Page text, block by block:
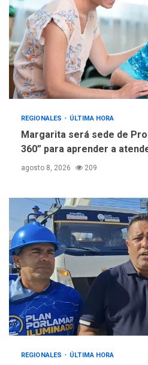
REGIONALES ÚLTIMA HORA
Margarita será sede de
360” para aprender a
agosto 8, 2026 209
REGIONALES ÚLTIMA HORA